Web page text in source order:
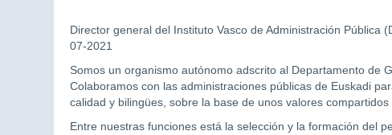
Director general del Instituto Vasco de Administración Pública
07-2021
Somos un organismo autónomo adscrito al Departamento de
Colaboramos con las administraciones públicas de Euskadi
calidad y bilingües, sobre la base de unos valores compartidos
Entre nuestras funciones está la selección y la formación del